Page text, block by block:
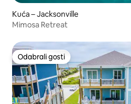
Kuća – Jacksonville
Mimosa Retreat
Odabrali gosti
Odabrali gosti